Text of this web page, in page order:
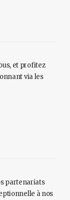
et profitez
via les
partenariats
à nos